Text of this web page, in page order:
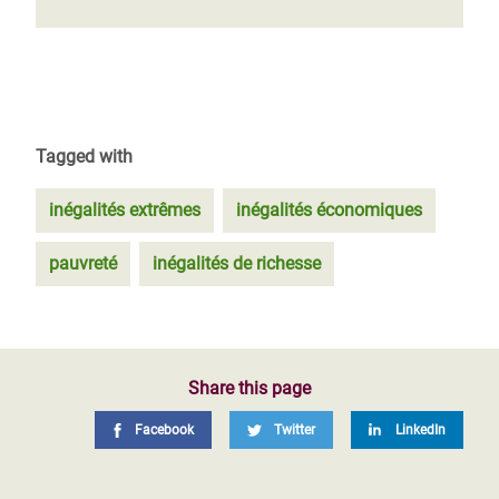
Tagged with
inégalités extrêmes inégalités économiques
pauvreté inégalités de richesse
Share this page
Facebook Twitter LinkedIn